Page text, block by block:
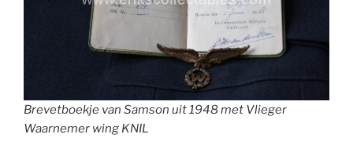
Brevetboekje van Samson uit 1948 met Vlieger
Waarnemer wing KNIL